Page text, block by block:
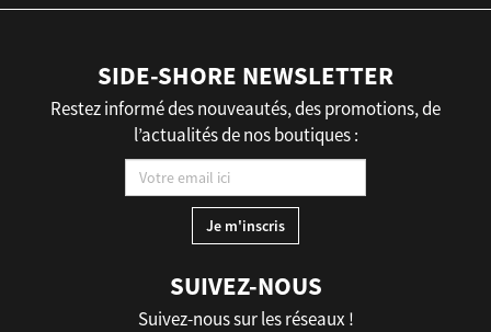
SIDE-SHORE NEWSLETTER
Restez informé des nouveautés, des promotions, de
l’actualités de nos boutiques :
SUIVEZ-NOUS
Suivez-nous sur les réseaux !